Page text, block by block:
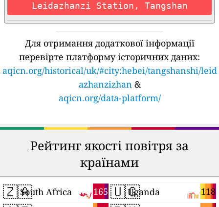
Leidazhanzi Station, Tangshan
Для отримання додаткової інформації
перевірте платформу історичних даних:
aqicn.org/historical/uk/#city:hebei/tangshanshi/leid
azhanzizhan &
aqicn.org/data-platform/
Рейтинг якості повітря за
країнами
🇿🇦 165
South Africa 🇺🇬 118
Uganda